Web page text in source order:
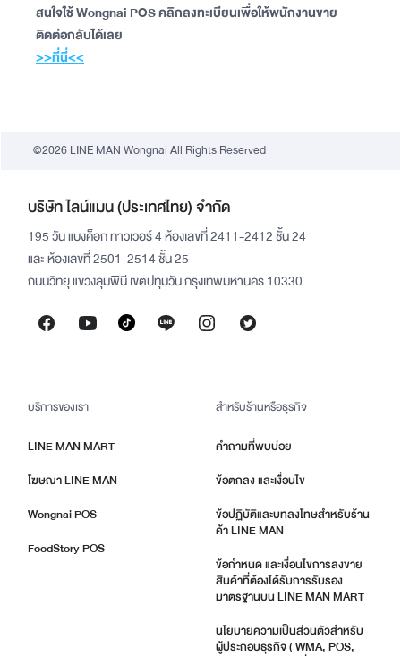
สนใจใช้ Wongnai POS คลิกลงทะเบียนเพื่อให้พนักงานขาย
ติดต่อกลับได้เลย
>>ที่นี่<<
©2026 LINE MAN Wongnai All Rights Reserved
บริษัท ไลน์แมน (ประเทศไทย) จำกัด
195 วัน แบงค็อก ทาวเวอร์ 4 ห้องเลขที่ 2411-2412 ชั้น 24
และ ห้องเลขที่ 2501-2514 ชั้น 25
ถนนวิทยุ แขวงลุมพินี เขตปทุมวัน กรุงเทพมหานคร 10330
บริการของเรา
LINE MAN MART
โฆษณา LINE MAN
Wongnai POS
FoodStory POS
สำหรับร้านหรือธุรกิจ
คำถามที่พบบ่อย
ข้อตกลง และเงื่อนไข
ข้อปฏิบัติและบทลงโทษสำหรับร้าน
ค้า LINE MAN
ข้อกำหนด และเงื่อนไขการลงขาย
สินค้าที่ต้องได้รับการรับรอง
มาตรฐานบน LINE MAN MART
นโยบายความเป็นส่วนตัวสำหรับ
ผู้ประกอบธุรกิจ ( WMA, POS,